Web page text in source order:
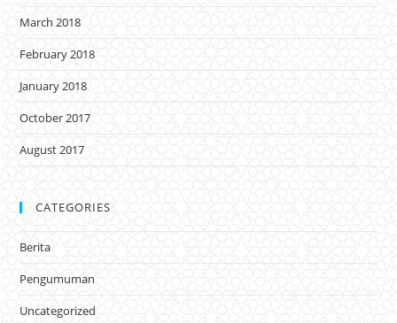
March 2018
February 2018
January 2018
October 2017
August 2017
CATEGORIES
Berita
Pengumuman
Uncategorized